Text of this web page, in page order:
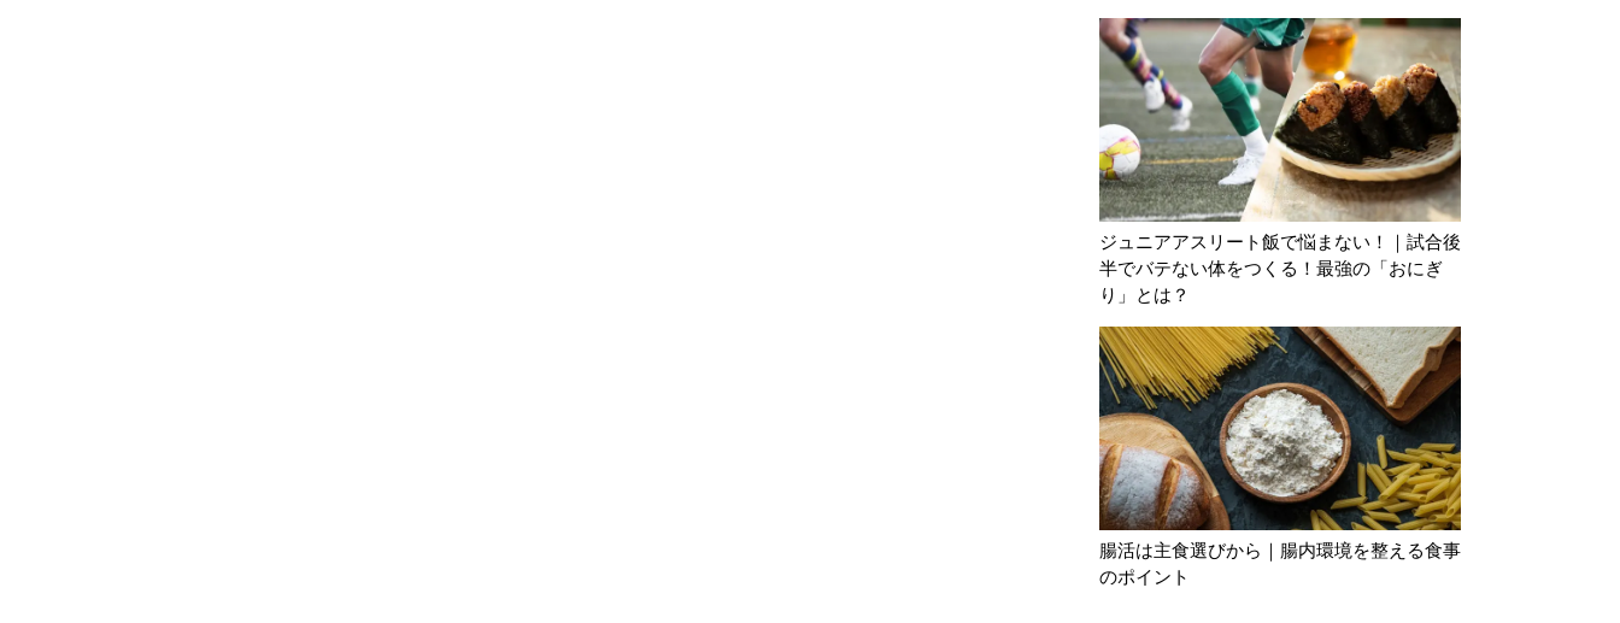
ジュニアアスリート飯で悩まない！｜試合後
半でバテない体をつくる！最強の「おにぎ
り」とは？
腸活は主食選びから｜腸内環境を整える食事
のポイント